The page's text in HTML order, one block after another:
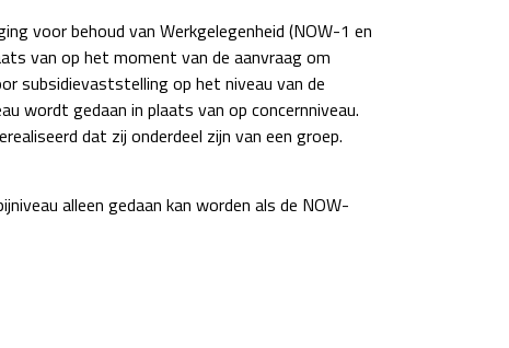
voor behoud van Werkgelegenheid (NOW-1 en
van op het moment van de aanvraag om
subsidievaststelling op het niveau van de
wordt gedaan in plaats van op concernniveau.
dat zij onderdeel zijn van een groep.
alleen gedaan kan worden als de NOW-